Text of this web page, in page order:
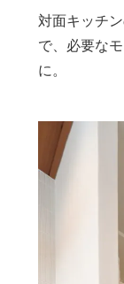
対面キッチ
で、必要な
に。